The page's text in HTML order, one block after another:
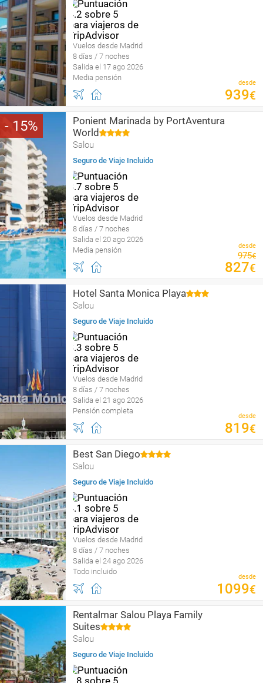
Vuelos desde Madrid
8 días / 7 noches
Salida el 17 ago 2026
Media pensión
desde
939€
15
Ponient Marinada by PortAventura
World
Salou
Seguro de Viaje Incluido
Vuelos desde Madrid
8 días / 7 noches
Salida el 20 ago 2026
Media pensión
desde
975€
827€
Hotel Santa Monica Playa
Salou
Seguro de Viaje Incluido
Vuelos desde Madrid
8 días / 7 noches
Salida el 21 ago 2026
Pensión completa
desde
819€
Best San Diego
Salou
Seguro de Viaje Incluido
Vuelos desde Madrid
8 días / 7 noches
Salida el 24 ago 2026
Todo incluido
desde
1099€
Rentalmar Salou Playa Family
Suites
Salou
Seguro de Viaje Incluido